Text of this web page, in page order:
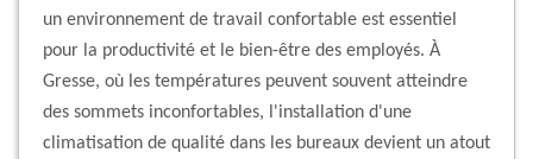
un environnement de travail confortable est essentiel
pour la productivité et le bien-être des employés. À
Gresse, où les températures peuvent souvent atteindre
des sommets inconfortables, l'installation d'une
climatisation de qualité dans les bureaux devient un atout